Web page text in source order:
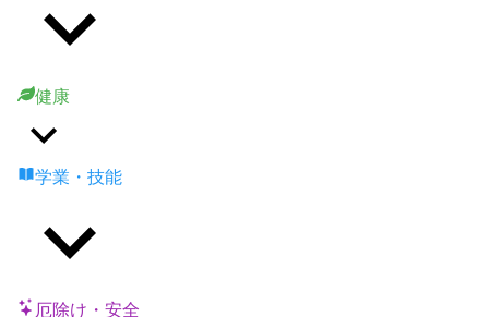
健康
学業・技能
厄除け・安全